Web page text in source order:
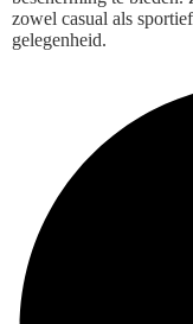
zowel casual als
gelegenheid.